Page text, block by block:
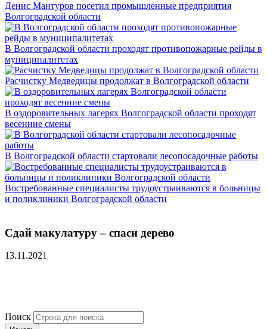
Денис Мантуров посетил промышленные предприятия
Волгоградской области
В Волгоградской области проходят противопожарные рейды в
муниципалитетах
Расчистку Медведицы продолжат в Волгоградской области
В оздоровительных лагерях Волгоградской области проходят
весенние смены
В Волгоградской области стартовали лесопосадочные работы
Востребованные специалисты трудоустраиваются в больницы
и поликлиники Волгоградской области
Сдай макулатуру – спаси дерево
13.11.2021
Поиск